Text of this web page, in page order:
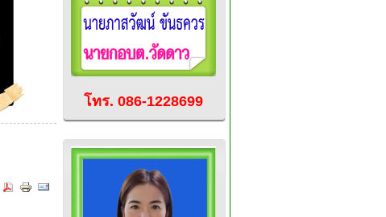
โทร. 086-1228699